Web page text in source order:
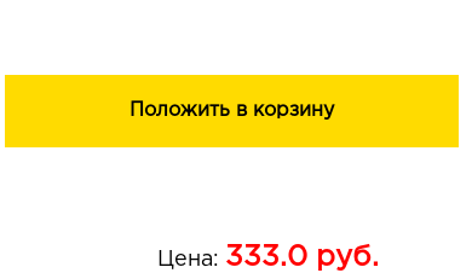
полиглцерил-2 тристеарат, лаурет-3, дипропиленгликоль,
Положить в корзину
Цена: 333.0руб.